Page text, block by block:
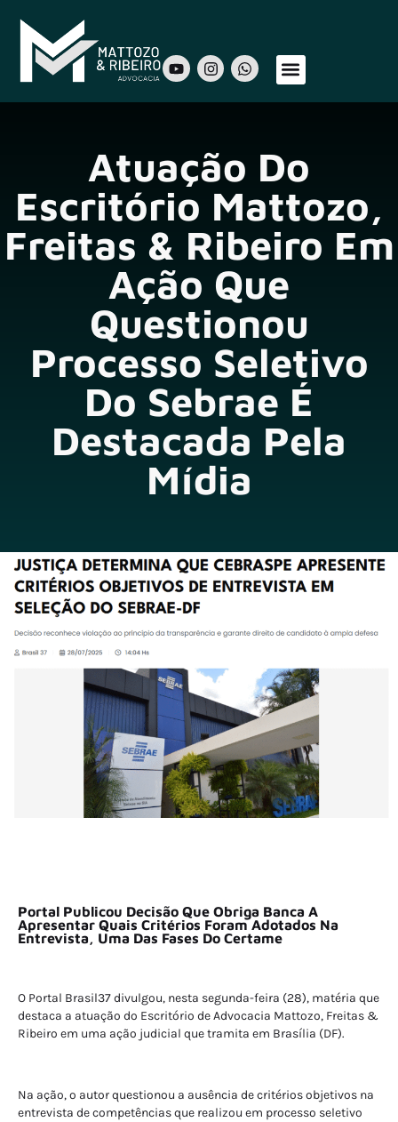
Atuação Do
Escritório Mattozo,
Freitas & Ribeiro Em
Ação Que
Questionou
Processo Seletivo
Do Sebrae É
Destacada Pela
Mídia
Portal Publicou Decisão Que Obriga Banca A
Apresentar Quais Critérios Foram Adotados Na
Entrevista, Uma Das Fases Do Certame
O Portal Brasil37 divulgou, nesta segunda-feira (28), matéria que
destaca a atuação do Escritório de Advocacia Mattozo, Freitas &
Ribeiro em uma ação judicial que tramita em Brasília (DF).
Na ação, o autor questionou a ausência de critérios objetivos na
entrevista de competências que realizou em processo seletivo